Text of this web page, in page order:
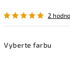
2
Vyberte farbu